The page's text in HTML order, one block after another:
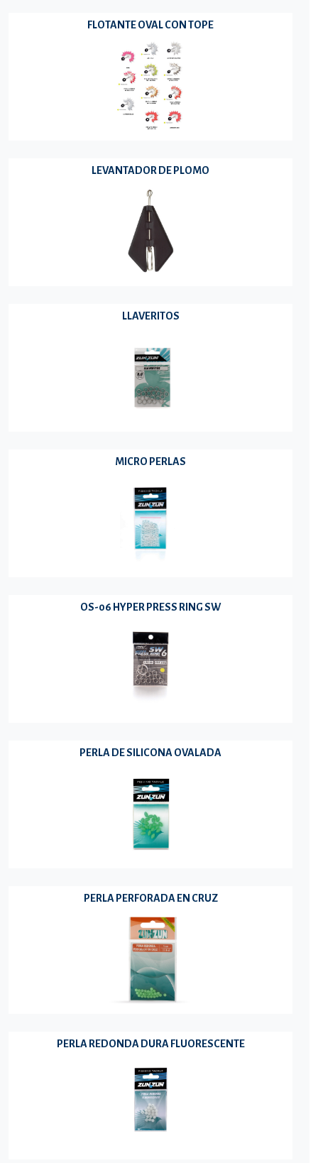
FLOTANTE OVAL CON TOPE
LEVANTADOR DE PLOMO
LLAVERITOS
MICRO PERLAS
OS-06 HYPER PRESS RING SW
PERLA DE SILICONA OVALADA
PERLA PERFORADA EN CRUZ
PERLA REDONDA DURA FLUORESCENTE